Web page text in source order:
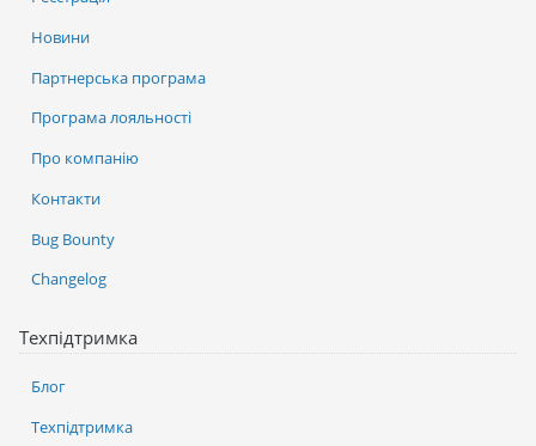
Новини
Партнерська програма
Програма лояльності
Про компанію
Контакти
Bug Bounty
Changelog
Техпідтримка
Блог
Техпідтримка